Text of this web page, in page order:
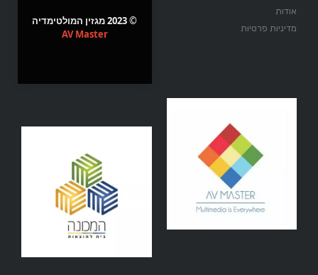
אודות
מדיניות פרטיות
© 2023 מגזין המולטימדיה
AV Master